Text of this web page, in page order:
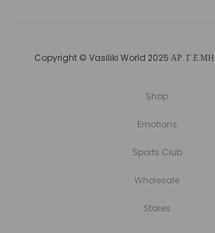
Copyright © Vasiliki World 2025 ΑΡ.
Shop
Emotions
Sports Club
Wholesale
Stores